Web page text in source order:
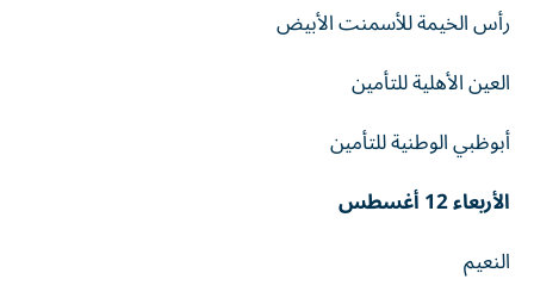
رأس الخيمة للأسمنت الأبيض
العين الأهلية للتأمين
أبوظبي الوطنية للتأمين
الأربعاء 12 أغسطس
النعيم